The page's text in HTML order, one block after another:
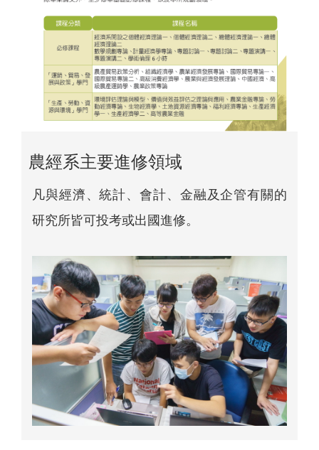
農經系主要進修領域
凡與經濟、統計、會計、金融及企管有關的
研究所皆可投考或出國進修。